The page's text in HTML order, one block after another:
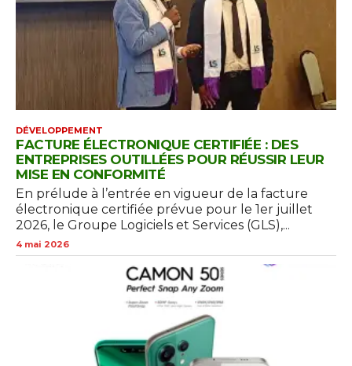
DÉVELOPPEMENT
FACTURE ÉLECTRONIQUE CERTIFIÉE : DES
ENTREPRISES OUTILLÉES POUR RÉUSSIR LEUR
MISE EN CONFORMITÉ
En prélude à l’entrée en vigueur de la facture
électronique certifiée prévue pour le 1er juillet
2026, le Groupe Logiciels et Services (GLS),...
4 mai 2026